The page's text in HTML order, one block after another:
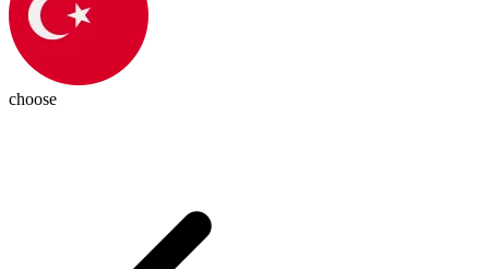
choose